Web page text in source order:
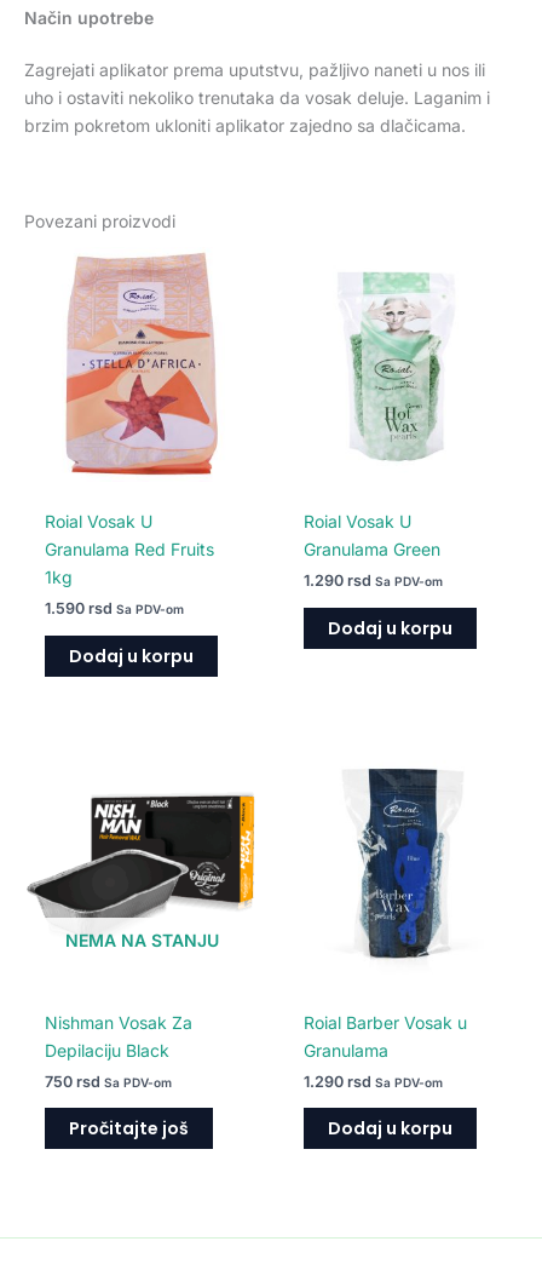
Način upotrebe
Zagrejati aplikator prema uputstvu, pažljivo naneti u nos ili
uho i ostaviti nekoliko trenutaka da vosak deluje. Laganim i
brzim pokretom ukloniti aplikator zajedno sa dlačicama.
Povezani proizvodi
Roial Vosak U
Granulama Red Fruits
1kg
1.590 rsd Sa PDV-om
Dodaj u korpu
Roial Vosak U
Granulama Green
1.290 rsd Sa PDV-om
Dodaj u korpu
NEMA NA STANJU
Nishman Vosak Za
Depilaciju Black
750 rsd Sa PDV-om
Pročitajte još
Roial Barber Vosak u
Granulama
1.290 rsd Sa PDV-om
Dodaj u korpu